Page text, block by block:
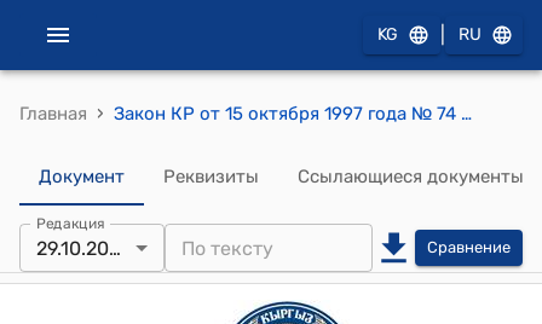
KG RU
Главная › Закон КР от 15 октября 1997 года № 74 "О банкротстве (несостоятельности)"
Документ Реквизиты Ссылающиеся документы
Редакция
29.10.2025 Сравнение